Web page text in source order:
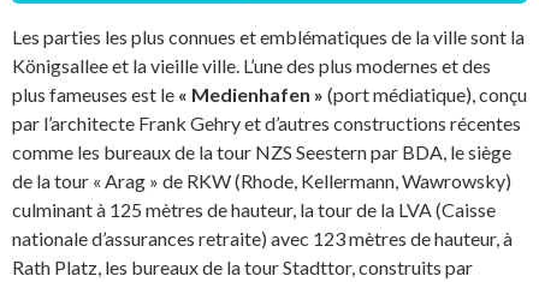
Les parties les plus connues et emblématiques de la ville sont la
Königsallee et la vieille ville. L’une des plus modernes et des
plus fameuses est le « Medienhafen » (port médiatique), conçu
par l’architecte Frank Gehry et d’autres constructions récentes
comme les bureaux de la tour NZS Seestern par BDA, le siège
de la tour « Arag » de RKW (Rhode, Kellermann, Wawrowsky)
culminant à 125 mètres de hauteur, la tour de la LVA (Caisse
nationale d’assurances retraite) avec 123 mètres de hauteur, à
Rath Platz, les bureaux de la tour Stadttor, construits par